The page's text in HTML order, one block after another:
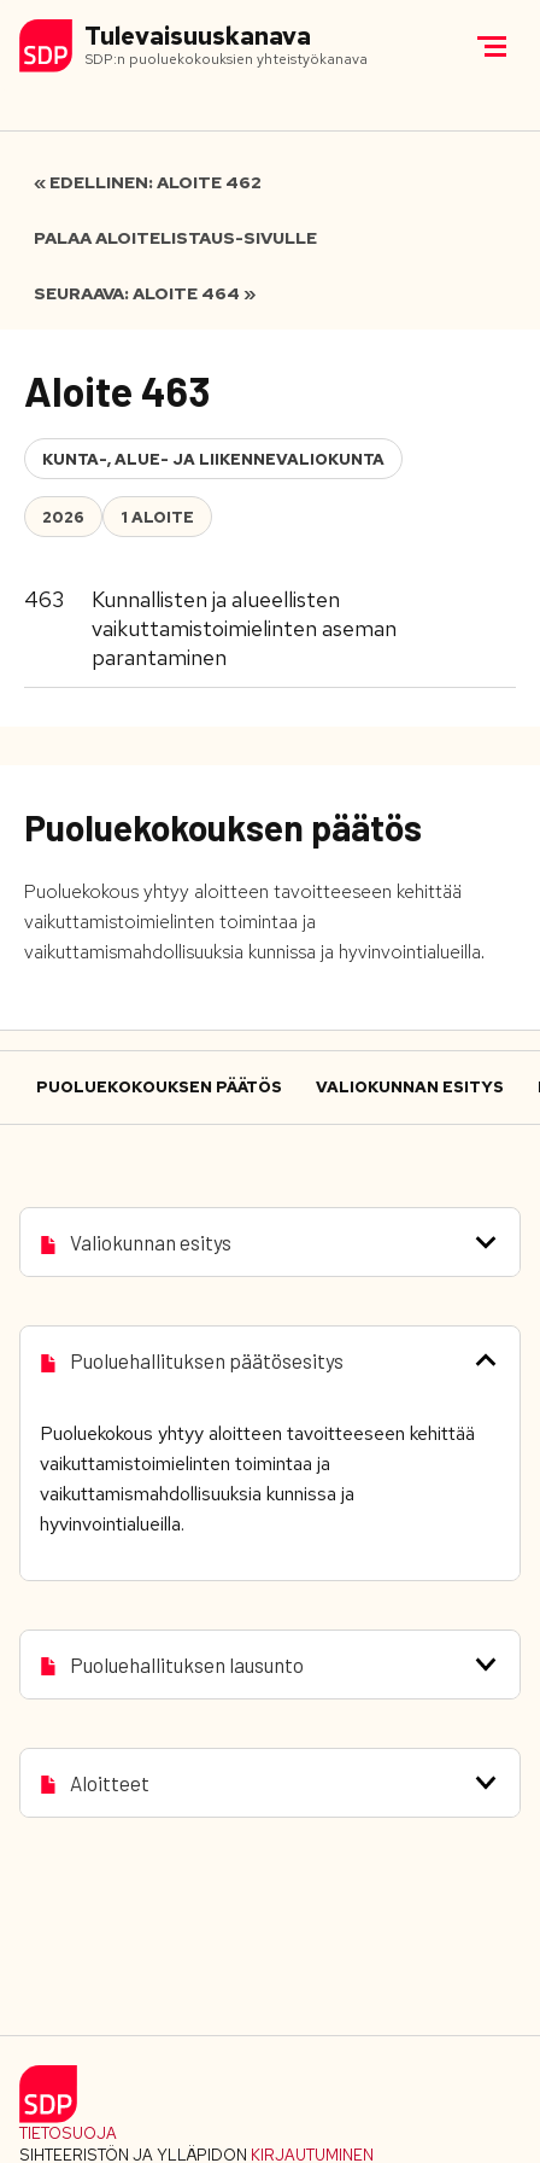
Tulevaisuuskanava
SDP:n puoluekokouksien yhteistyökanava
« EDELLINEN: ALOITE 462
PALAA ALOITELISTAUS-SIVULLE
SEURAAVA: ALOITE 464 »
Aloite 463
KUNTA-, ALUE- JA LIIKENNEVALIOKUNTA
2026 1 ALOITE
463
Kunnallisten ja alueellisten
vaikuttamistoimielinten aseman
parantaminen
Puoluekokouksen päätös
Puoluekokous yhtyy aloitteen tavoitteeseen kehittää
vaikuttamistoimielinten toimintaa ja
vaikuttamismahdollisuuksia kunnissa ja hyvinvointialueilla.
PUOLUEKOKOUKSEN PÄÄTÖS VALIOKUNNAN ESITYS
Valiokunnan esitys
Puoluehallituksen päätösesitys
Puoluekokous yhtyy aloitteen tavoitteeseen kehittää
vaikuttamistoimielinten toimintaa ja
vaikuttamismahdollisuuksia kunnissa ja
hyvinvointialueilla.
Puoluehallituksen lausunto
Aloitteet
TIETOSUOJA
SIHTEERISTÖN JA YLLÄPIDON KIRJAUTUMINEN